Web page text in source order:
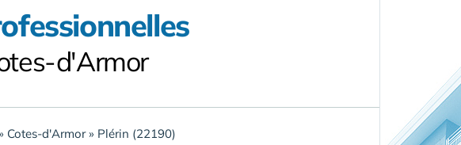
d'Armor
Cotes-d'Armor» Plérin (22190)